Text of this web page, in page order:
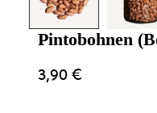
Pintobohnen
3,90€